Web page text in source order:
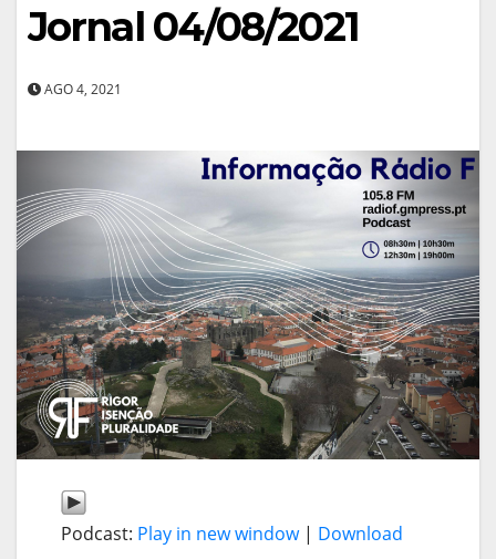
Jornal 04/08/2021
AGO 4, 2021
Podcast: Play in new window| Download